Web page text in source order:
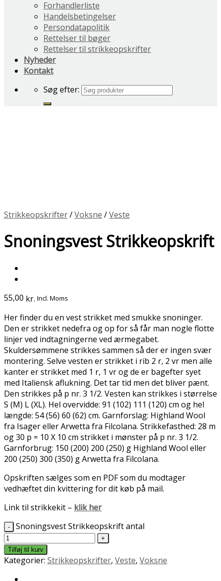
Forhandlerliste
Handelsbetingelser
Persondatapolitik
Rettelser til bøger
Rettelser til strikkeopskrifter
Nyheder
Kontakt
Søg efter:
Strikkeopskrifter/Voksne /Veste
Snoningsvest Strikkeopskrift
55,00 kr. Incl. Moms
Her finder du en vest strikket med smukke snoninger.
Den er strikket nedefra og op for så får man nogle flotte
linjer ved indtagningerne ved ærmegabet.
Skuldersømmene strikkes sammen så der er ingen svær
montering. Selve vesten er strikket i rib 2 r, 2 vr men alle
kanter er strikket med 1 r, 1 vr og de er bagefter syet
med Italiensk aflukning. Det tar tid men det bliver pænt.
Den strikkes på p nr. 3 1/2. Vesten kan strikkes i størrelse
S (M) L (XL). Hel overvidde: 91 (102) 111 (120) cm og hel
længde: 54 (56) 60 (62) cm. Garnforslag: Highland Wool
fra Isager eller Arwetta fra Filcolana. Strikkefasthed: 28 m
og 30 p = 10 X 10 cm strikket i mønster på p nr. 3 1/2.
Garnforbrug: 150 (200) 200 (250) g Highland Wool eller
200 (250) 300 (350) g Arwetta fra Filcolana.
Opskriften sælges som en PDF som du modtager
vedhæftet din kvittering for dit køb på mail.
Link til strikkekit – klik her
Snoningsvest Strikkeopskrift antal
Tilføj til kurv
Kategorier: Strikkeopskrifter, Veste, Voksne